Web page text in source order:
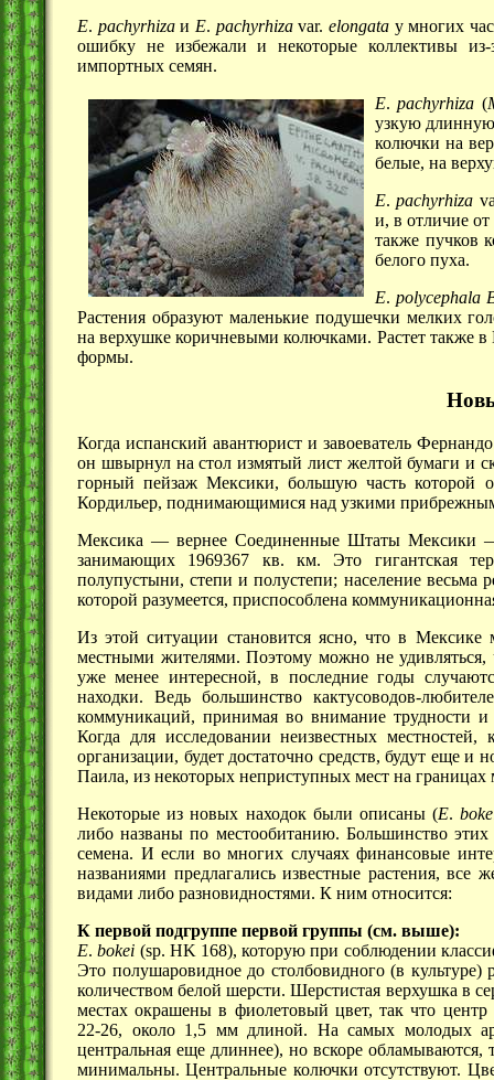
Е. pachyrhizaиЕ. pachyrhizavar.elongata у многих
ошибку не избежали и некоторые коллективы из-
импортных семян.
Е.pachyrhiza (
узкую длинную
колючки на
белые, на
Е.pachyrhiza
и, в отличие
также пучков
белого пуха.
Е. polycephala
Растения образуют маленькие подушечки мелких
на верхушке коричневыми колючками. Растет также
формы.
Когда испанский авантюрист и завоеватель
он швырнул на стол измятый лист желтой бумаги и
горный пейзаж Мексики, большую часть которой
Кордильер, поднимающимися над узкими
Мексика — вернее Соединенные Штаты Мексики
занимающих 1969367 кв. км. Это гигантская
полупустыни, степи и полустепи; население весьма
которой разумеется, приспособлена
Из этой ситуации становится ясно, что в
местными жителями. Поэтому можно не удивляться,
уже менее интересной, в последние годы
находки. Ведь большинство кактусоводов-
коммуникаций, принимая во внимание трудности
Когда для исследовании неизвестных
организации, будет достаточно средств, будут еще
Паила, из некоторых неприступных мест на
Некоторые из новых находок были описаны(Е.
либо названы по местообитанию. Большинство
семена. И если во многих случаях финансовые
названиями предлагались известные растения,
видами либо разновидностями. К ним относится:
К первой подгруппе первой группы (см. выше):
Е.bokei (sp. HK 168), которую при соблюдении
Это полушаровидное до столбовидного (в культуре)
количеством белой шерсти. Шерстистая верхушка в
местах окрашены в фиолетовый цвет, так что
22-26, около 1,5 ммдлиной. На самых молодых
центральная еще длиннее), но вскоре обламываются,
минимальны. Центральные колючки отсутствуют.